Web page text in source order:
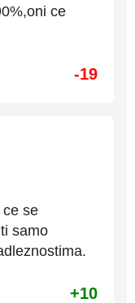
ce
-19
ce se
samo
+10